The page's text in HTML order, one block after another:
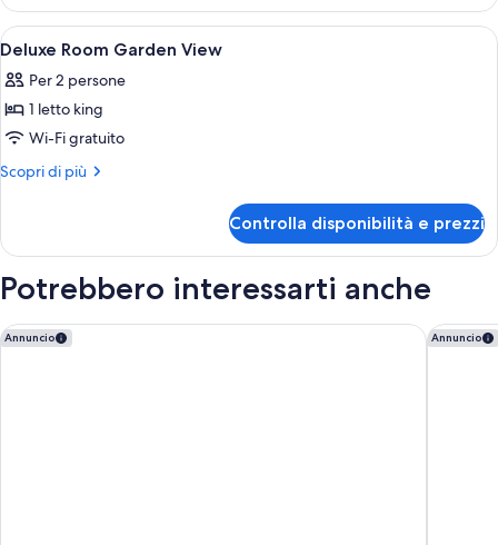
Sea
View
Twin
Room
With
View
Apri
tutte
le
foto
per
Deluxe
View
Minibar, una cassaforte in camera,
4
Deluxe Room Garden View
Per 2 persone
1 letto king
Wi-Fi gratuito
Scopri di più
Altri
Room
View
Controlla disponibilità e prezzi
Potrebbero interessarti anche
Annuncio
Casa Cook El Gouna - Adults Only Annuncio
The